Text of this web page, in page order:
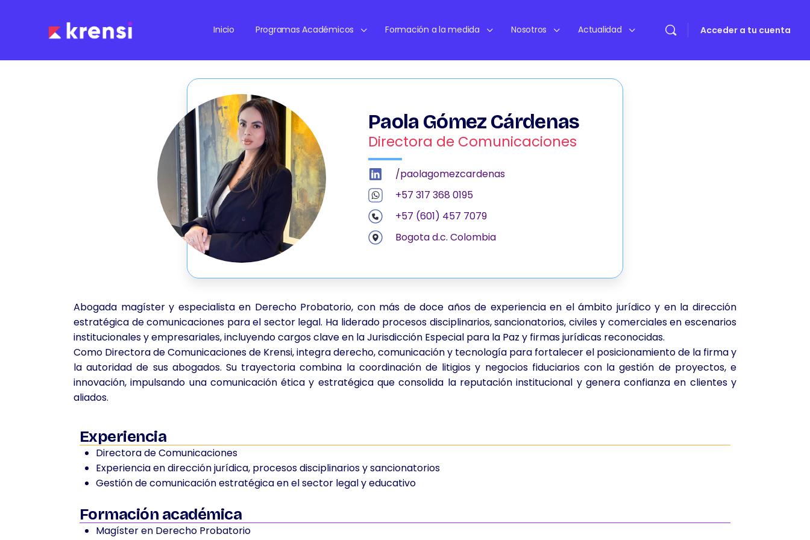
Inicio Programas Académicos Formación a la medida Nosotros Actualidad Acceder a tu cuenta
Paola Gómez Cárdenas
Directora de Comunicaciones
/paolagomezcardenas
+57 317 368 0195
+57 (601) 457 7079
Bogota d.c. Colombia
Abogada magíster y especialista en Derecho Probatorio, con más de doce años de experiencia en el ámbito jurídico y en la dirección
estratégica de comunicaciones para el sector legal. Ha liderado procesos disciplinarios, sancionatorios, civiles y comerciales en escenarios
institucionales y empresariales, incluyendo cargos clave en la Jurisdicción Especial para la Paz y firmas jurídicas reconocidas.
Como Directora de Comunicaciones de Krensi, integra derecho, comunicación y tecnología para fortalecer el posicionamiento de la firma y
la autoridad de sus abogados. Su trayectoria combina la coordinación de litigios y negocios fiduciarios con la gestión de proyectos, e
innovación, impulsando una comunicación ética y estratégica que consolida la reputación institucional y genera confianza en clientes y
aliados.
Experiencia
Directora de Comunicaciones
Experiencia en dirección jurídica, procesos disciplinarios y sancionatorios
Gestión de comunicación estratégica en el sector legal y educativo
Formación académica
Magíster en Derecho Probatorio